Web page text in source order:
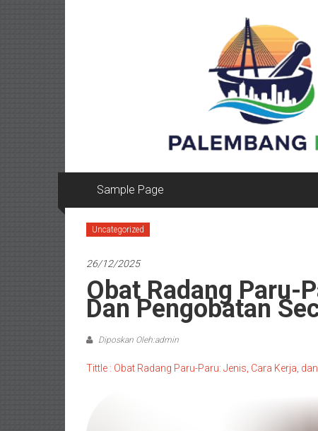
Sample Page
Uncategorized
26/12/2025
Obat Radang Paru-
Dan Pengobatan
Diposkan Oleh:admin
Tittle : Obat Radang Paru-Paru: Jenis, Cara Kerja,